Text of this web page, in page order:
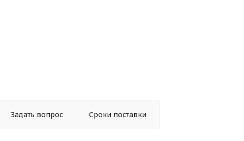
Задать вопрос Сроки поставки